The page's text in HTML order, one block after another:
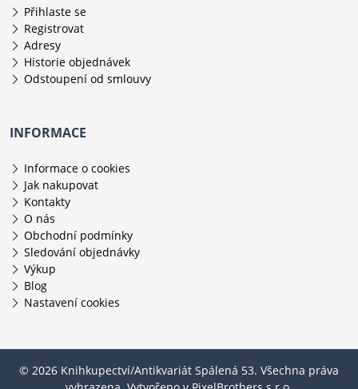
Přihlaste se
Registrovat
Adresy
Historie objednávek
Odstoupení od smlouvy
INFORMACE
Informace o cookies
Jak nakupovat
Kontakty
O nás
Obchodní podmínky
Sledování objednávky
Výkup
Blog
Nastavení cookies
© 2026 Knihkupectví/Antikvariát Spálená 53. Všechna práva